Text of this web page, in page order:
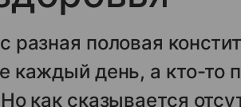
разная половая
каждый день, а кто-то
как сказывается